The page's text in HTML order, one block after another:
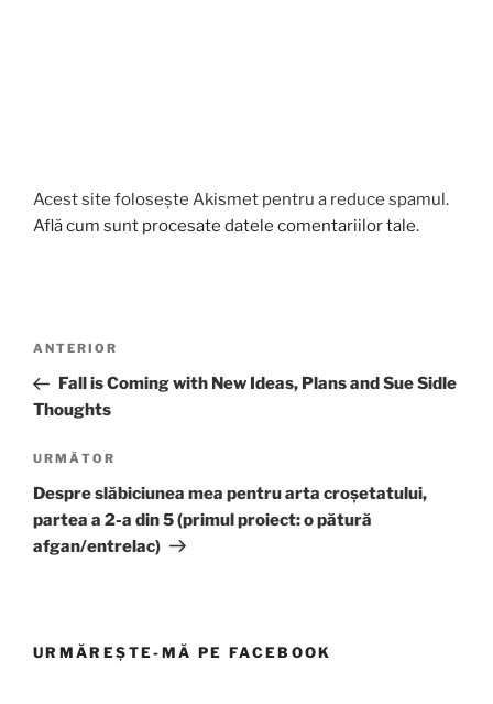
Acest site folosește Akismet pentru a reduce spamul.
Află cum sunt procesate datele comentariilor tale.
Navigare
articole
Articolul
anterior
ANTERIOR
Fall is Coming with New Ideas, Plans and Sue Sidle
Thoughts
Articolul
următor
URMĂTOR
Despre slăbiciunea mea pentru arta croșetatului,
partea a 2-a din 5 (primul proiect: o pătură
afgan/entrelac)
URMĂREȘTE-MĂ PE FACEBOOK